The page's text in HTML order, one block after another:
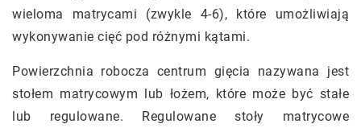
wieloma matrycami (zwykle 4-6), które umożliwiają
wykonywanie cięć pod różnymi kątami.
Powierzchnia robocza centrum gięcia nazywana jest
stołem matrycowym lub łożem, które może być stałe
lub regulowane. Regulowane stoły matrycowe